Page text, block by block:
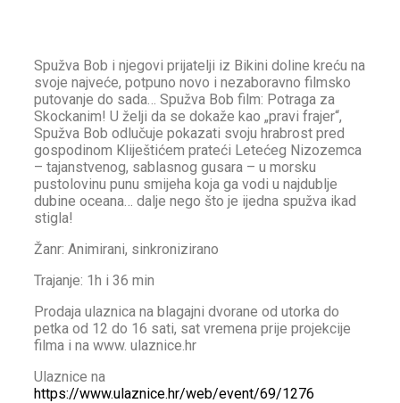
Spužva Bob i njegovi prijatelji iz Bikini doline kreću na
svoje najveće, potpuno novo i nezaboravno filmsko
putovanje do sada… Spužva Bob film: Potraga za
Skockanim! U želji da se dokaže kao „pravi frajer“,
Spužva Bob odlučuje pokazati svoju hrabrost pred
gospodinom Kliještićem prateći Letećeg Nizozemca
– tajanstvenog, sablasnog gusara – u morsku
pustolovinu punu smijeha koja ga vodi u najdublje
dubine oceana… dalje nego što je ijedna spužva ikad
stigla!
Žanr: Animirani, sinkronizirano
Trajanje: 1h i 36 min
Prodaja ulaznica na blagajni dvorane od utorka do
petka od 12 do 16 sati, sat vremena prije projekcije
filma i na www. ulaznice.hr
Ulaznice na
https://www.ulaznice.hr/web/event/69/1276